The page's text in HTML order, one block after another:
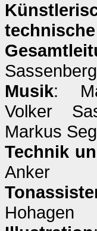
technische
Sassenberg
Musik:
Volker
Markus
Technik
Anker
Hohagen